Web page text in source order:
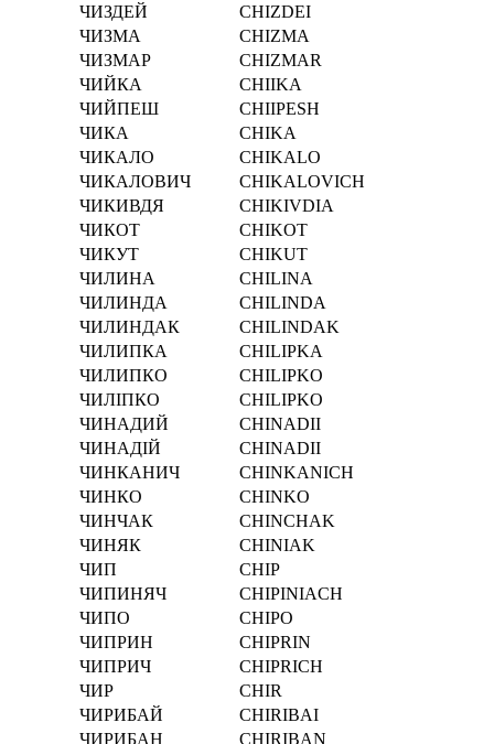
ЧИЗДЕЙ
CHIZDEI
ЧИЗМА
CHIZMA
ЧИЗМАР
CHIZMAR
ЧИЙКА
CHIIKA
ЧИЙПЕШ
CHIIPESH
ЧИКА
CHIKA
ЧИКАЛО
CHIKALO
ЧИКАЛОВИЧ
CHIKALOVICH
ЧИКИВДЯ
CHIKIVDIA
ЧИКОТ
CHIKOT
ЧИКУТ
CHIKUT
ЧИЛИНА
CHILINA
ЧИЛИНДА
CHILINDA
ЧИЛИНДАК
CHILINDAK
ЧИЛИПКА
CHILIPKA
ЧИЛИПКО
CHILIPKO
ЧИЛІПКО
CHILІPKO
ЧИНАДИЙ
CHINADII
ЧИНАДІЙ
CHINADІI
ЧИНКАНИЧ
CHINKANICH
ЧИНКО
CHINKO
ЧИНЧАК
CHINCHAK
ЧИНЯК
CHINIAK
ЧИП
CHIP
ЧИПИНЯЧ
CHIPINIACH
ЧИПО
CHIPO
ЧИПРИН
CHIPRIN
ЧИПРИЧ
CHIPRICH
ЧИР
CHIR
ЧИРИБАЙ
CHIRIBAI
ЧИРИБАН
CHIRIBAN